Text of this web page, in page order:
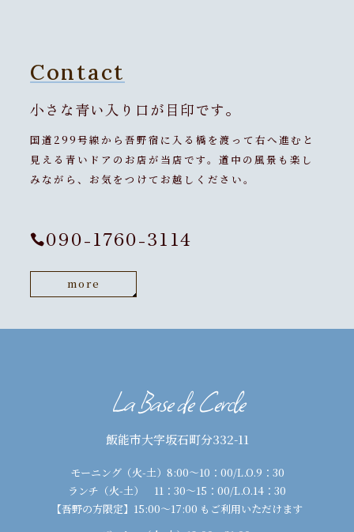
Contact
小さな青い入り口が目印です。
国道299号線から吾野宿に入る橋を渡って右へ進むと
見える青いドアのお店が当店です。道中の風景も楽し
みながら、お気をつけてお越しください。
090-1760-3114
more
La Base de Cercle
飯能市大字坂石町分332-11
モーニング（火-土）8:00〜10：00/L.O.9：30
ランチ（火-土） 11：30〜15：00/L.O.14：30
【吾野の方限定】15:00〜17:00 もご利用いただけます